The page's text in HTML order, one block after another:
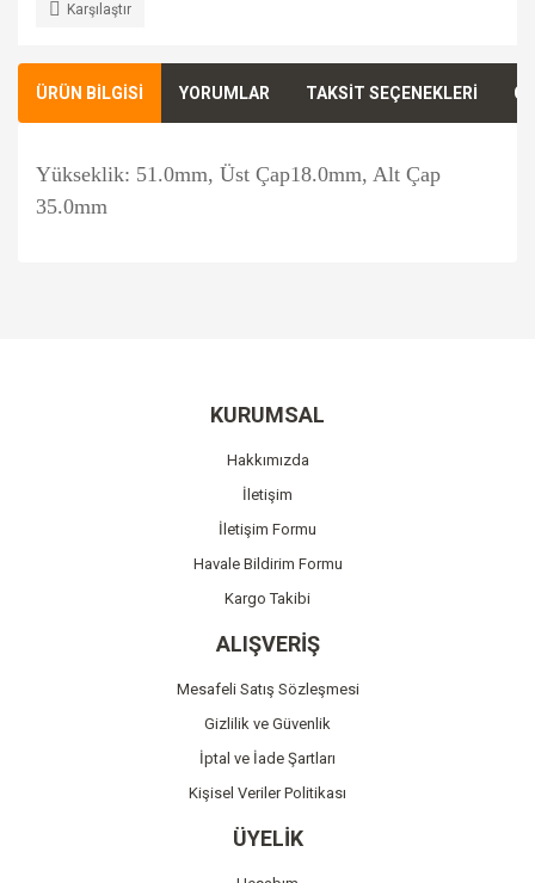
Karşılaştır
ÜRÜN BİLGİSİ YORUMLAR TAKSİT SEÇENEKLERİ
Yükseklik: 51.0mm, Üst Çap18.0mm, Alt Çap
35.0mm
Ürün bilgilerinde hatalar bulunuyor.
Ürün fiyatı diğer sitelerden daha pahalı.
Bu ürüne benzer farklı alternatifler olmalı.
Gönder
KURUMSAL
Hakkımızda
İletişim
İletişim Formu
Havale Bildirim Formu
Kargo Takibi
ALIŞVERİŞ
Mesafeli Satış Sözleşmesi
Gizlilik ve Güvenlik
İptal ve İade Şartları
Kişisel Veriler Politikası
ÜYELİK